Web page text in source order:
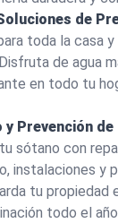
de
toda la casa y
de agua
en todo tu
y Prevención de
sótano con
instalaciones y
tu propiedad
todo el